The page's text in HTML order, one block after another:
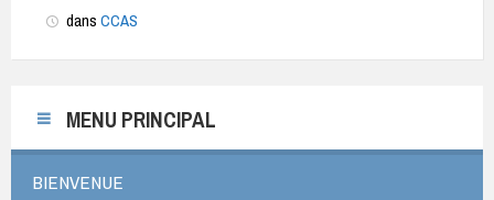
dans CCAS
MENU PRINCIPAL
BIENVENUE